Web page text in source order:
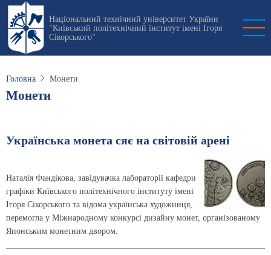
Перейти
основного
вмісту
Національний технічний університет України
"Київський політехнічний інститут імені Ігоря
Сікорського"
Головна Монети
Монети
Українська монета сяє на світовій арені
Наталія Фандікова, завідувачка лабораторії кафедри
графіки Київського політехнічного інституту імені
Ігоря Сікорського та відома українська художниця,
перемогла у Міжнародному конкурсі дизайну монет, організованому
Японським монетним двором.